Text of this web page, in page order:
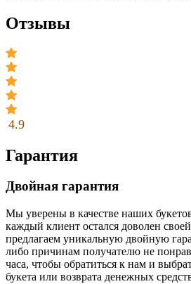
Отзывы
4.9
Гарантия
Двойная гарантия
Мы уверены в качестве наших
каждый клиент остался доволен
предлагаем уникальную двойную
либо причинам получателю не
часа, чтобы обратиться к нам и
букета или возврата денежных